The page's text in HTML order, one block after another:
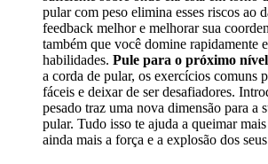
pular com peso elimina esses riscos ao
feedback melhor e melhorar sua
também que você domine rapidamente
habilidades. Pule para o próximo
a corda de pular, os exercícios comuns
fáceis e deixar de ser desafiadores.
pesado traz uma nova dimensão para a
pular. Tudo isso te ajuda a queimar
ainda mais a força e a explosão dos